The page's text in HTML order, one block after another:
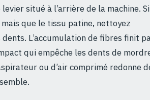
situé à l’arrière de la machine. Si
que le tissu patine, nettoyez
dents. L’accumulation de fibres finit
qui empêche les dents de
ou d’air comprimé redonne